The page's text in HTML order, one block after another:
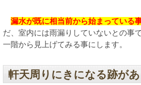
漏水が既に相当前から始まっている
だ、室内には雨漏りしていないとの事
一階から見上げてみる事にします。
軒天周りにきになる跡が